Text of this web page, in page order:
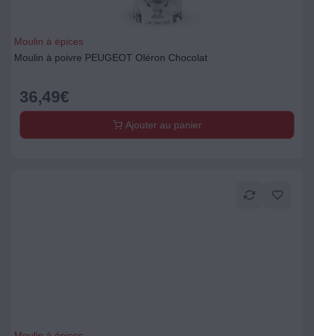
Moulin à épices
Moulin à poivre PEUGEOT Oléron Chocolat
36,49€
Ajouter au panier